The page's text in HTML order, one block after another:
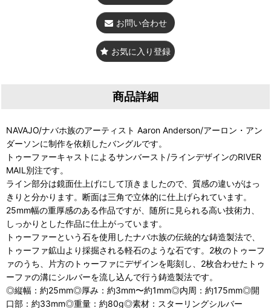
お問い合わせ
お気に入り登録
商品詳細
NAVAJO/ナバホ族のアーティスト Aaron Anderson/アーロン・アン
ダーソンに制作を依頼したバングルです。
トゥーファーキャストによるサンバースト/ラインデザインのRIVER
MAIL別注です。
ライン部分は鏡面仕上げにして頂きましたので、質感の違いがはっ
きりと分かります。断面は三角で立体的に仕上げられています。
25mm幅の重厚感のある作品ですが、随所に見られる高い技術力、
しっかりとした作品に仕上がっています。
トゥーファーという石を使用したナバホ族の伝統的な鋳造製法で、
トゥーファ鉱山より採掘される軽石のような石です。2枚のトゥーフ
ァのうち、片方のトゥーファにデザインを彫刻し、2枚合わせたトゥ
ーファの溝にシルバーを流し込んで行う鋳造製法です。
◎縦幅：約25mm◎厚み：約3mm〜約1mm◎内周：約175mm◎開
口部：約33mm◎重量：約80g◎素材：スターリングシルバー